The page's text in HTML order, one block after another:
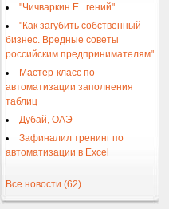
"Чичваркин Е...гений"
"Как загубить собственный
бизнес. Вредные советы
российским предпринимателям"
Мастер-класс по
автоматизации заполнения
таблиц
Дубай, ОАЭ
Зафиналил тренинг по
автоматизации в Excel
Все новости (62)